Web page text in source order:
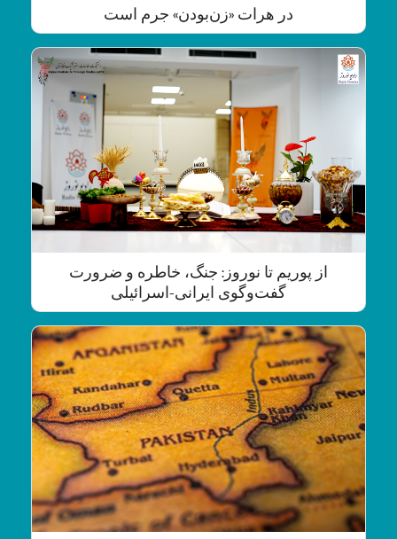
در هرات «زن‌بودن» جرم است
از پوریم تا نوروز: جنگ، خاطره و ضرورت
گفت‌وگوی ایرانی-اسرائیلی